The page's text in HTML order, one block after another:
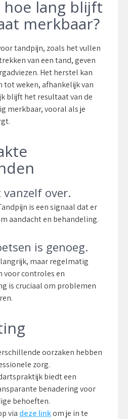
lang blijft
merkbaar?
tandpijn, zoals het vullen
van een tand, geven
Het herstel kan
tot weken, afhankelijk van
blijft het resultaat van de
merkbaar, vooral als je
over.
is een signaal dat er
aandacht en behandeling.
is genoeg.
maar regelmatig
voor controles en
is cruciaal om problemen
oorzaken hebben
zorg.
biedt een
benadering voor
behoeften.
via deze linkom je in te